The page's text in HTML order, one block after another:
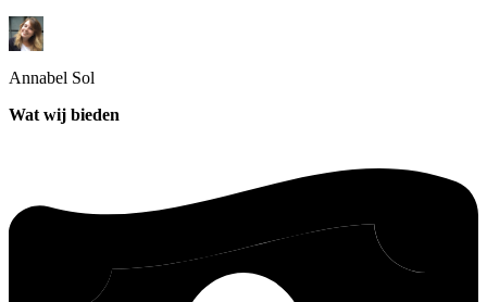
Annabel Sol
Wat wij bieden